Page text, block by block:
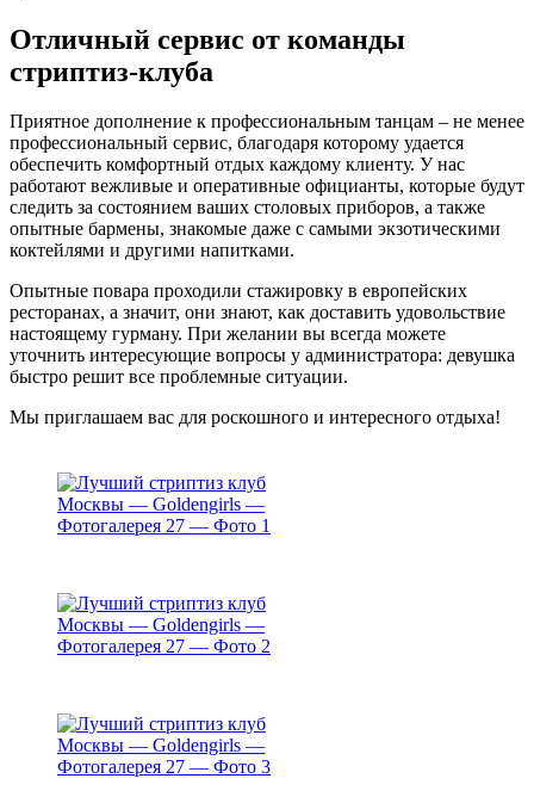
Отличный сервис от команды
стриптиз-клуба
Приятное дополнение к профессиональным танцам – не менее
профессиональный сервис, благодаря которому удается
обеспечить комфортный отдых каждому клиенту. У нас
работают вежливые и оперативные официанты, которые будут
следить за состоянием ваших столовых приборов, а также
опытные бармены, знакомые даже с самыми экзотическими
коктейлями и другими напитками.
Опытные повара проходили стажировку в европейских
ресторанах, а значит, они знают, как доставить удовольствие
настоящему гурману. При желании вы всегда можете
уточнить интересующие вопросы у администратора: девушка
быстро решит все проблемные ситуации.
Мы приглашаем вас для роскошного и интересного отдыха!